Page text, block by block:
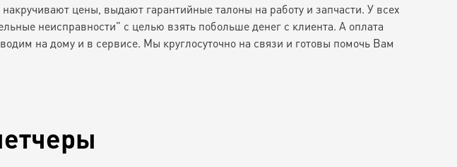
цены, выдают гарантийные талоны на работу и запчасти. У всех
неисправности" с целью взять побольше денег с клиента. А оплата
на дому и в сервисе. Мы круглосуточно на связи и готовы помочь Вам